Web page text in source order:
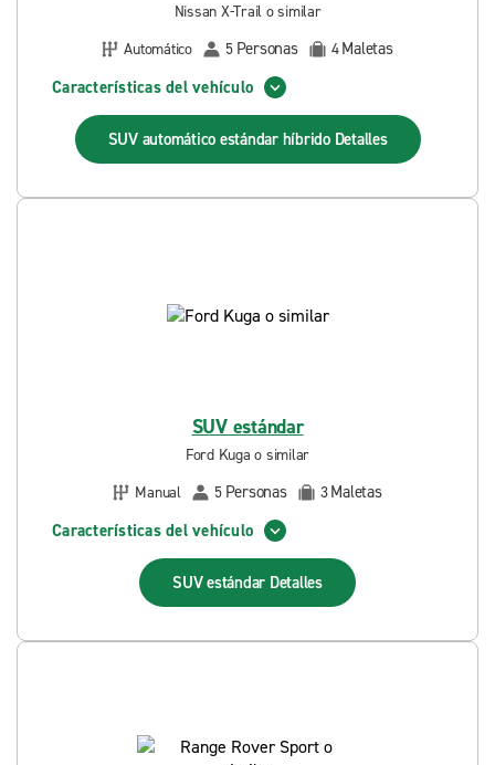
Nissan X-Trail o similar
Automático
5 Personas 4Maletas
Características del vehículo
SUV automático estándar híbrido Detalles
SUV estándar
Ford Kuga o similar
Manual
5 Personas 3Maletas
Características del vehículo
SUV estándar Detalles